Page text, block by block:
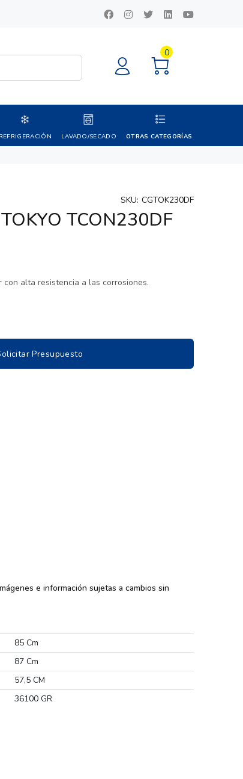
0
REFRIGERACIÓN LAVADO/SECADO OTRAS CATEGORÍAS
SKU: CGTOK230DF
TCON230DF
alta resistencia a las corrosiones.
Presupuesto
e información sujetas a cambios sin
85 Cm
87 Cm
57,5 CM
36100 GR